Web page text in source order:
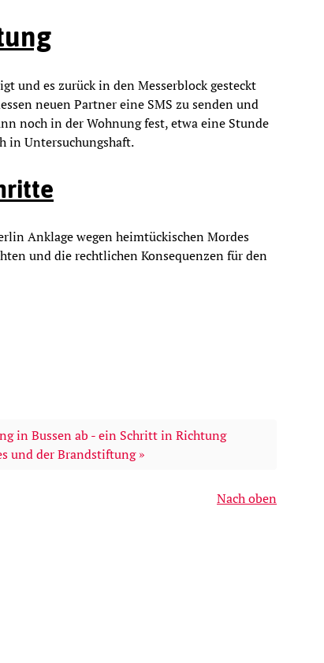
und es zurück in den Messerblock gesteckt
neuen Partner eine SMS zu senden und
noch in der Wohnung fest, etwa eine Stunde
in Untersuchungshaft.
Anklage wegen heimtückischen Mordes
und die rechtlichen Konsequenzen für den
in Bussen ab - ein Schritt in Richtung
und der Brandstiftung »
Nach oben